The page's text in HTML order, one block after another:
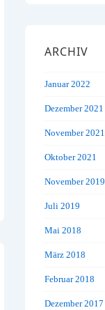
ARCHIV
Januar 2022
Dezember 2021
November 2021
Oktober 2021
November 2019
Juli 2019
Mai 2018
März 2018
Februar 2018
Dezember 2017